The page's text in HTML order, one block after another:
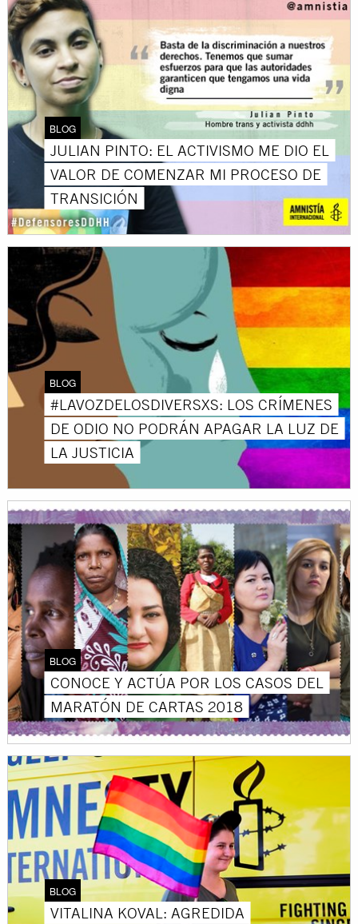
BLOG
JULIAN PINTO: EL ACTIVISMO ME DIO EL
VALOR DE COMENZAR MI PROCESO DE
TRANSICIÓN
BLOG
#LAVOZDELOSDIVERSXS: LOS CRÍMENES
DE ODIO NO PODRÁN APAGAR LA LUZ DE
LA JUSTICIA
BLOG
CONOCE Y ACTÚA POR LOS CASOS DEL
MARATÓN DE CARTAS 2018
BLOG
VITALINA KOVAL: AGREDIDA